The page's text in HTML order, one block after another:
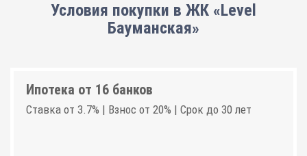
Условия покупки в ЖК «Level
Бауманская»
Ипотека от 16 банков
Ставка от 3.7% | Взнос от 20% | Срок до 30 лет